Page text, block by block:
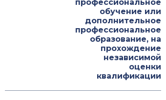
профессиональное
обучение или
дополнительное
профессиональное
образование, на
прохождение
независимой
оценки
квалификации